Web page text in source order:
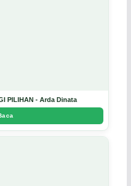
PILIHAN - Arda Dinata